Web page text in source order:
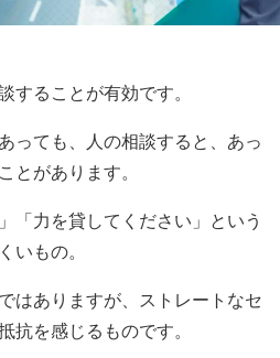
することが有効です。
っても、人の相談すると、あっ
とがあります。
「力を貸してください」という
いもの。
はありますが、ストレートなセ
抗を感じるものです。